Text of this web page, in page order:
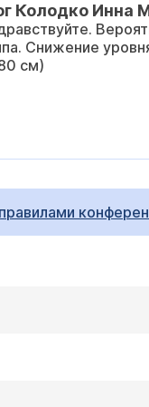
Колодко Инна
Снижение
см)
правилами